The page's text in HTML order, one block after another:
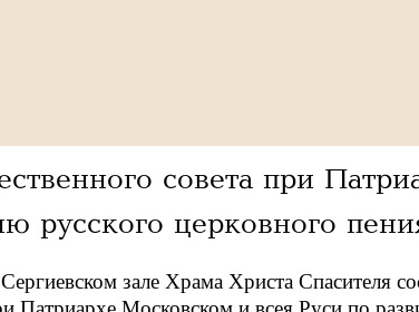
совета при
русского церковного
зале Храма Христа Спасителя